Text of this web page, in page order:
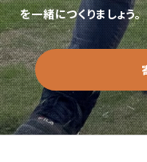
を一緒につくりましょう。